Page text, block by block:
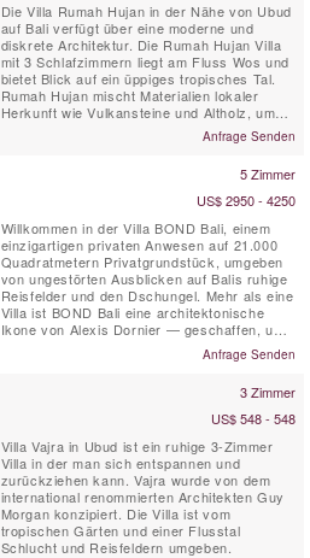
Die Villa Rumah Hujan in der Nähe von Ubud
auf Bali verfügt über eine moderne und
diskrete Architektur. Die Rumah Hujan Villa
mit 3 Schlafzimmern liegt am Fluss Wos und
bietet Blick auf ein üppiges tropisches Tal.
Rumah Hujan mischt Materialien lokaler
Herkunft wie Vulkansteine ​​und Altholz, um
sich harmonisch in die Umgebung
einzufügen. Flach und in das Land integriert,
mit 3 Schlafzimmern und atemberaubendem
Anfrage Senden
5 Zimmer
US$ 2950 - 4250
Willkommen in der Villa BOND Bali, einem
einzigartigen privaten Anwesen auf 21.000
Quadratmetern Privatgrundstück, umgeben
von ungestörten Ausblicken auf Balis ruhige
Reisfelder und den Dschungel. Mehr als eine
Villa ist BOND Bali eine architektonische
Ikone von Alexis Dornier — geschaffen, um
die Sinne zu berühren und Sie in die Stille
zurückzuführen. Das Erlebnis entfaltet sich
Anfrage Senden
3 Zimmer
US$ 548 - 548
Villa Vajra in Ubud ist ein ruhige 3-Zimmer
Villa in der man sich entspannen und
zurückziehen kann. Vajra wurde von dem
international renommierten Architekten Guy
Morgan konzipiert. Die Villa ist vom
tropischen Gärten und einer Flusstal
Schlucht und Reisfeldern umgeben.